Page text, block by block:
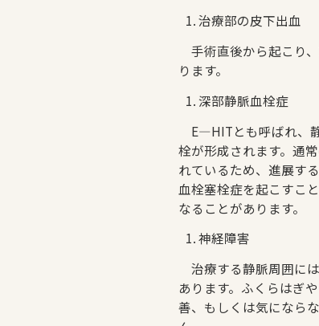
治療部の皮下出血
手術直後から起こり
ります。
深部静脈血栓症
E—HITとも呼ばれ、
栓が形成されます。通
れているため、進展す
血栓塞栓症を起こすこ
なることがあります。
神経障害
治療する静脈周囲に
あります。ふくらはぎ
善、もしくは気になら